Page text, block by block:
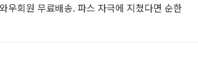
우회원 무료배송. 파스 자극에 지쳤다면 순한